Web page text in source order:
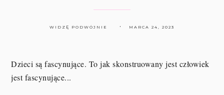
WIDZĘ PODWÓJNIE MARCA 24, 2023
Dzieci są fascynujące. To jak skonstruowany jest człowiek
jest fascynujące...